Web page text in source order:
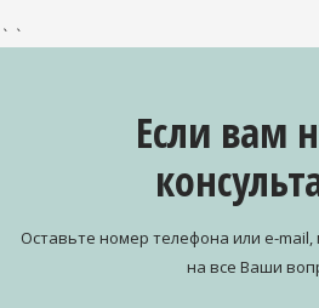
` `
Если вам
Оставьте номер телефона или e-
на все Ваши